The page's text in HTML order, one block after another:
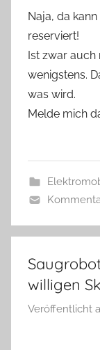
Naja, da
reserviert!
Ist zwar auch
wenigstens.
was wird.
Melde mich
willigen
Veröffentlicht